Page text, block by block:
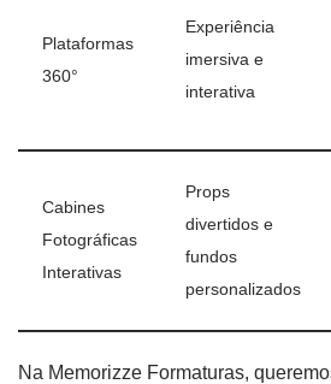
Plataformas
360°
Experiência
imersiva e
interativa
Cabines
Fotográficas
Interativas
Props
divertidos e
fundos
personalizados
Na Memorizze Formaturas,